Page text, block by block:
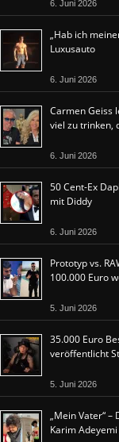
6. Juni 2026
„Hab ich
Luxusauto
6. Juni 2026
Carmen Geiss
viel zu trinken,
6. Juni 2026
50 Cent-Ex
mit Diddy
6. Juni 2026
Prototyp vs.
100.000 Euro
5. Juni 2026
35.000 Euro
veröffentlicht
5. Juni 2026
„Mein Vater“
Karim Adeyemi